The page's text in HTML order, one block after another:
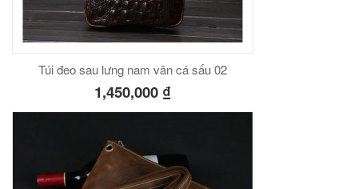
Túi đeo sau lưng nam vân cá sấu 02
1,450,000 ₫